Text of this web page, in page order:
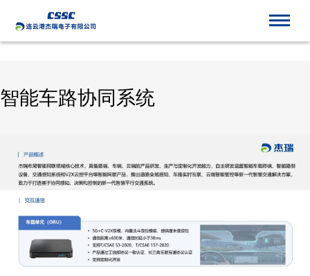
开云官方版在线入口
智能车路协同系统